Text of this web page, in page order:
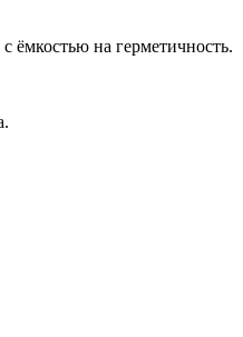
ёмкостью на герметичность.